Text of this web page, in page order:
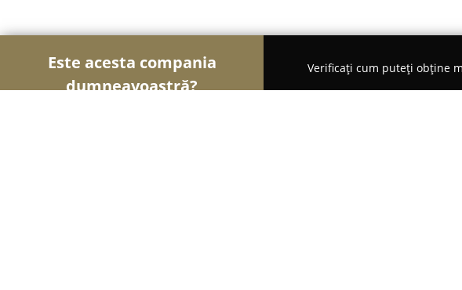
Este acesta compania
dumneavoastră?
Verificați cum puteți obține